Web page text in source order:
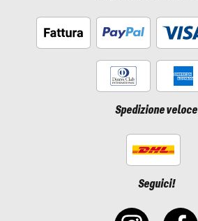
Spedizione veloce
Seguici!